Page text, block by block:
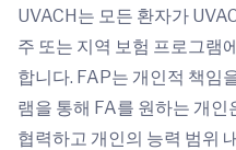
UVACH는 모든 환자가
주 또는 지역 보험 프로그램
합니다. FAP는 개인적 책임
램을 통해 FA를 원하는 개인
협력하고 개인의 능력 범위